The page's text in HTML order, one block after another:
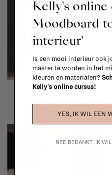
&Tradition
€522,00
Kelly's online
Moodboard
interieur'
Is een mooi interieur ook
master te worden in het
kleuren en materialen?
Kelly's online cursus!
YES, IK WIL EEN
NEE BEDANKT, IK